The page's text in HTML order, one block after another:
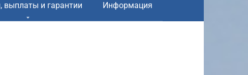
выплаты и гарантии Информация